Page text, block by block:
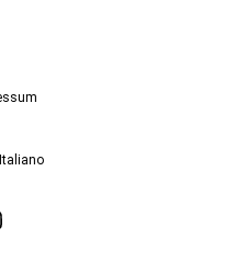
Italiano